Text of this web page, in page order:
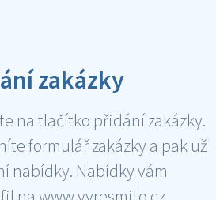
zakázky
na tlačítko přidání zakázky.
formulář zakázky a pak už
nabídky. Nabídky vám